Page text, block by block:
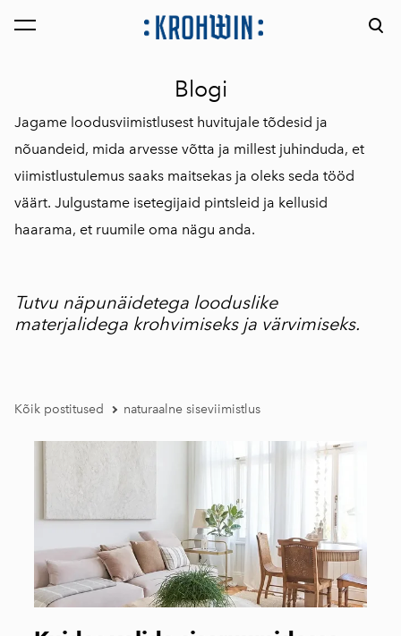
lisati ostukorvi. Vaata ostukorvi
Blogi
Jagame loodusviimistlusest huvitujale tõdesid ja
nõuandeid, mida arvesse võtta ja millest juhinduda, et
viimistlustulemus saaks maitsekas ja oleks seda tööd
väärt. Julgustame isetegijaid pintsleid ja kellusid
haarama, et ruumile oma nägu anda.
Tutvu näpunäidetega looduslike
materjalidega krohvimiseks ja värvimiseks.
Kõik postitused naturaalne siseviimistlus